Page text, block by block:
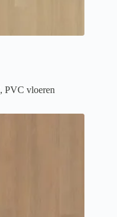
, PVC vloeren